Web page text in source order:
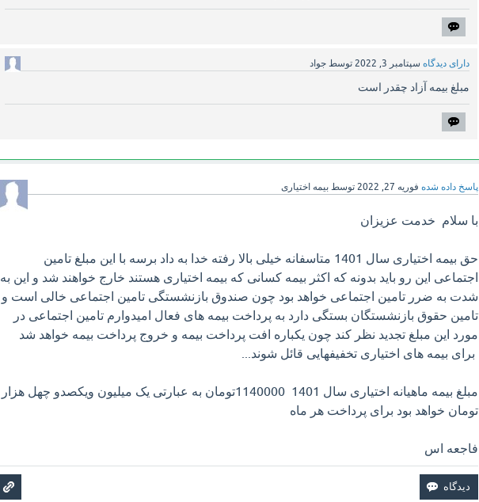
دارای دیدگاه سپتامبر 3, 2022 توسط جواد
مبلغ بیمه آزاد چقدر است
پاسخ داده شده فوریه 27, 2022 توسطبیمه اختیاری
با سلام خدمت عزیزان
حق بیمه اختیاری سال 1401 متاسفانه خیلی بالا رفته خدا به داد برسه با این مبلغ تامین
اجتماعی این رو باید بدونه که اکثر بیمه کسانی که بیمه اختیاری هستند خارج خواهند شد و این به
شدت به ضرر تامین اجتماعی خواهد بود چون صندوق بازنشستگی تامین اجتماعی خالی است و
تامین حقوق بازنشستگان بستگی دارد به پرداخت بیمه های فعال امیدوارم تامین اجتماعی در
مورد این مبلغ تجدید نظر کند چون یکباره افت پرداخت بیمه و خروج پرداخت بیمه خواهد شد
برای بیمه های اختیاری تخفیفهایی قائل شوند...
مبلغ بیمه ماهیانه اختیاری سال 1401 1140000تومان به عبارتی یک میلیون ویکصدو چهل هزار
تومان خواهد بود برای پرداخت هر ماه
فاجعه اس